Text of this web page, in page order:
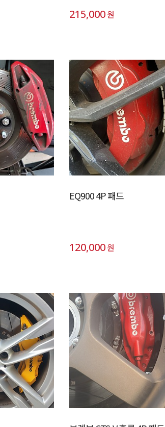
215,000원
EQ900 4P 패드
120,000원